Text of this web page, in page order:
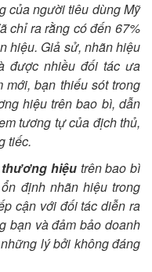
của người tiêu dùng Mỹ
chỉ ra rằng có đến 67%
hiệu. Giả sử, nhãn hiệu
được nhiều đối tác ưa
mới, bạn thiếu sót trong
hiệu trên bao bì, dẫn
tương tự của địch thủ,
tiếc.
hiệu trên bao bì
định nhãn hiệu trong
cận với đối tác diễn ra
bạn và đảm bảo doanh
lý bởi không đáng